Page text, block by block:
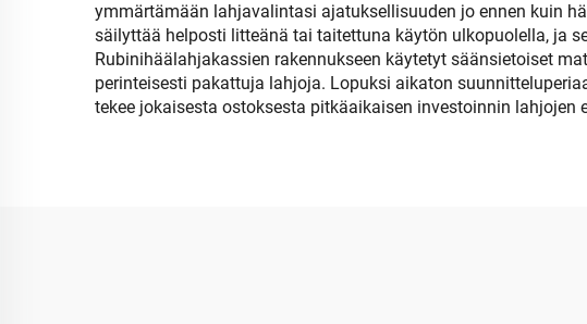
ymmärtämään lahjavalintasi ajatuksellisuuden jo ennen kuin
säilyttää helposti litteänä tai taitettuna käytön ulkopuolella, ja
Rubinihäälahjakassien rakennukseen käytetyt säänsietoiset
perinteisesti pakattuja lahjoja. Lopuksi aikaton
tekee jokaisesta ostoksesta pitkäaikaisen investoinnin lahjojen